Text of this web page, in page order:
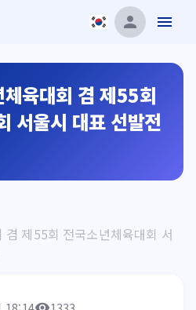
육대회 겸 제55회
서울시 대표 선발전
제55회 전국소년체육대회 서